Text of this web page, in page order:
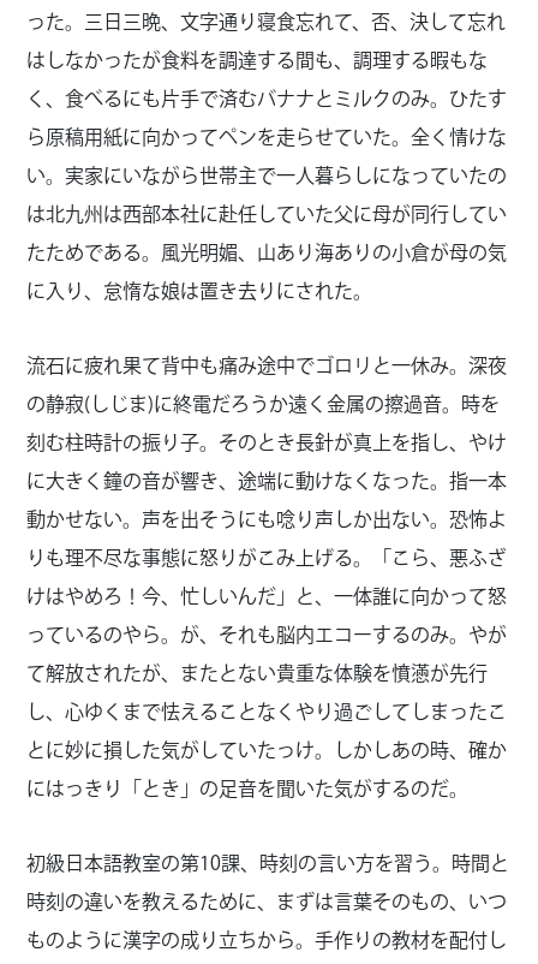
った。三日三晩、文字通り寝食忘れて、否、決して忘れ
はしなかったが食料を調達する間も、調理する暇もな
く、食べるにも片手で済むバナナとミルクのみ。ひたす
ら原稿用紙に向かってペンを走らせていた。全く情けな
い。実家にいながら世帯主で一人暮らしになっていたの
は北九州は西部本社に赴任していた父に母が同行してい
たためである。風光明媚、山あり海ありの小倉が母の気
に入り、怠惰な娘は置き去りにされた。
流石に疲れ果て背中も痛み途中でゴロリと一休み。深夜
の静寂(しじま)に終電だろうか遠く金属の擦過音。時を
刻む柱時計の振り子。そのとき長針が真上を指し、やけ
に大きく鐘の音が響き、途端に動けなくなった。指一本
動かせない。声を出そうにも唸り声しか出ない。恐怖よ
りも理不尽な事態に怒りがこみ上げる。「こら、悪ふざ
けはやめろ！今、忙しいんだ」と、一体誰に向かって怒
っているのやら。が、それも脳内エコーするのみ。やが
て解放されたが、またとない貴重な体験を憤懣が先行
し、心ゆくまで怯えることなくやり過ごしてしまったこ
とに妙に損した気がしていたっけ。しかしあの時、確か
にはっきり「とき」の足音を聞いた気がするのだ。
初級日本語教室の第10課、時刻の言い方を習う。時間と
時刻の違いを教えるために、まずは言葉そのもの、いつ
ものように漢字の成り立ちから。手作りの教材を配付し